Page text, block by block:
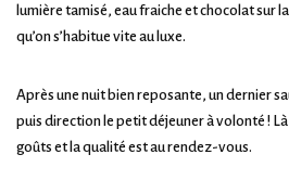
lumière tamisé, eau fraiche et chocolat sur
qu’on s’habitue vite au luxe.
Après une nuit bien reposante, un dernier
puis direction le petit déjeuner à volonté !
goûts et la qualité est au rendez-vous.